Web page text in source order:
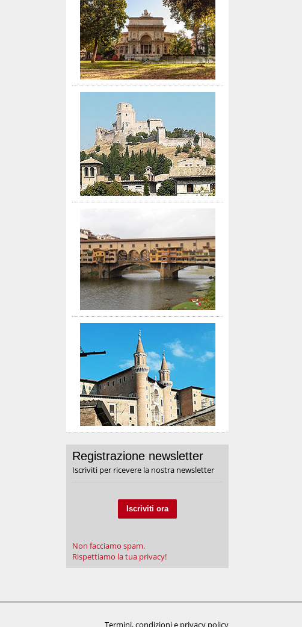
Registrazione newsletter
Iscriviti per ricevere la nostra newsletter
Iscriviti ora
Non facciamo spam.
Rispettiamo la tua privacy!
Termini, condizioni e privacy policy